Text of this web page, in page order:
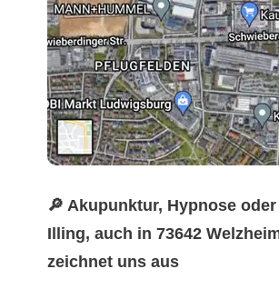
🔎 Akupunktur, Hypnose
Illing, auch in 73642
zeichnet uns aus